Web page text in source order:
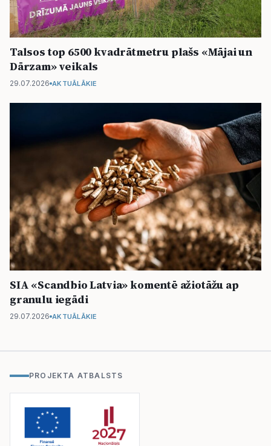
Talsos top 6500 kvadrātmetru plašs «Mājai un
Dārzam» veikals
29.07.2026 AKTUĀLĀKIE
SIA «Scandbio Latvia» komentē ažiotāžu ap
granulu iegādi
29.07.2026 AKTUĀLĀKIE
PROJEKTA ATBALSTS